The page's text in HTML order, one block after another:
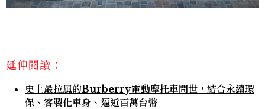
延伸閱讀：
史上最拉風的Burberry電動摩托車問世，結合永續環
保、客製化車身、逼近百萬台幣